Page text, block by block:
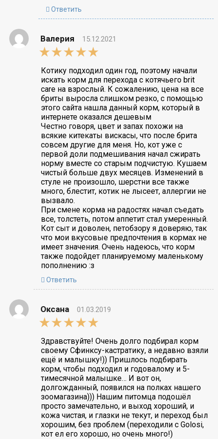
Ответить
Валерия
15.12.2021
5,0
rating
Котику подходил один год, поэтому начали
искать корм для перехода с котячьего brit
care на взрослый. К сожалению, цена на все
бриты выросла слишком резко, с помощью
этого сайта нашла данный корм, который в
интернете оказался дешевым
Честно говоря, цвет и запах похожи на
всякие китекаты вискасы, что после брита
совсем другие для меня. Но, кот уже с
первой доли подмешивания начал сжирать
норму вместе со старым подчистую. Кушаем
чистый больше двух месяцев. Изменений в
стуле не произошло, шерстни все также
много, блестит, котик не лысеет, аллергии не
вызвало.
При смене корма на радостях начал съедать
все, толстеть, потом аппетит стал умеренный.
Кот сыт и доволен, петобзору я доверяю, так
что мои вкусовые предпочтения в кормах не
имеет значения. Очень надеюсь, что корм
также подойдет планируемому маленькому
пополнению :з
Ответить
Оксана
01.03.2019
5,0
rating
Здравствуйте! Очень долго подбирал корм
своему Сфинксу-кастратику, а недавно взяли
ещё и малышку!)) Пришлось подбирать
корм, чтобы подходил и годовалому и 5-
тимесячной малышке… И вот он,
долгожданный, появился на полках нашего
зоомагазина))) Нашим питомца подошёл
просто замечательно, и выход хороший, и
кожа чистая, и глазки не текут, и переход был
хорошим, без проблем (переходили с Golosi,
кот ел его хорошо, но очень много!)